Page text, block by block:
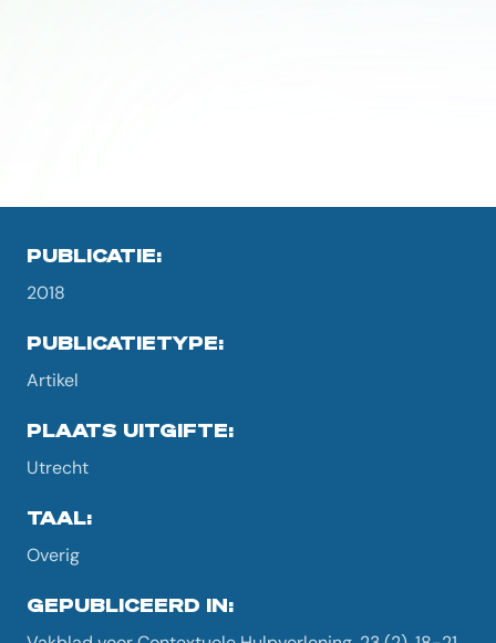
PUBLICATIE:
2018
PUBLICATIETYPE:
Artikel
PLAATS UITGIFTE:
Utrecht
TAAL:
Overig
GEPUBLICEERD IN: